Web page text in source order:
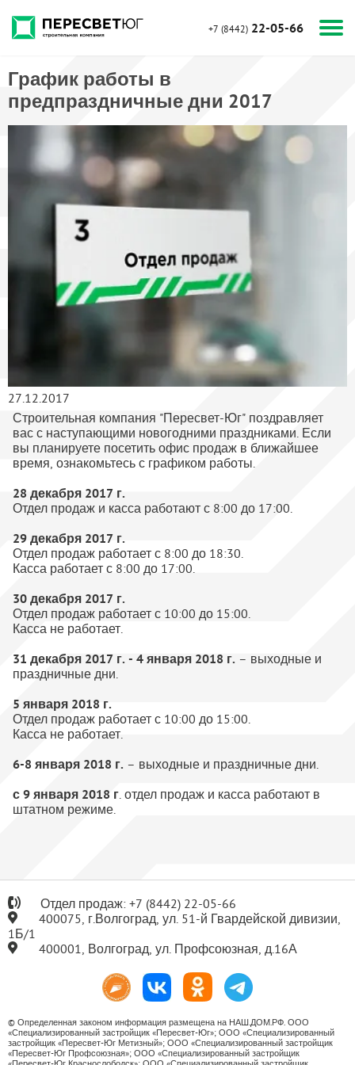
+7 (8442) 22-05-66
График работы в
предпраздничные дни 2017
27.12.2017
Строительная компания "Пересвет-Юг" поздравляет
вас с наступающими новогодними праздниками. Если
вы планируете посетить офис продаж в ближайшее
время, ознакомьтесь с графиком работы.
28 декабря 2017 г.
Отдел продаж и касса работают с 8:00 до 17:00.
29 декабря 2017 г.
Отдел продаж работает с 8:00 до 18:30.
Касса работает с 8:00 до 17:00.
30 декабря 2017 г.
Отдел продаж работает с 10:00 до 15:00.
Касса не работает.
31 декабря 2017 г. - 4 января 2018 г. – выходные и
праздничные дни.
5 января 2018 г.
Отдел продаж работает с 10:00 до 15:00.
Касса не работает.
6-8 января 2018 г. – выходные и праздничные дни.
с 9 января 2018 г. отдел продаж и касса работают в
штатном режиме.
Отдел продаж: +7 (8442) 22-05-66
400075, г.Волгоград, ул. 51-й Гвардейской дивизии,
1Б/1
400001, Волгоград, ул. Профсоюзная, д.16А
© Определенная законом информация размещена на НАШ.ДОМ.РФ. ООО
«Специализированный застройщик «Пересвет-Юг»; ООО «Специализированный
застройщик «Пересвет-Юг Метизный»; ООО «Специализированный застройщик
«Пересвет-Юг Профсоюзная»; ООО «Специализированный застройщик